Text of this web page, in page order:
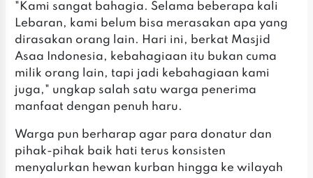
‎‎"Kami sangat bahagia. Selama beberapa kali
Lebaran, kami belum bisa merasakan apa yang
dirasakan orang lain. Hari ini, berkat Masjid
Asaa Indonesia, kebahagiaan itu bukan cuma
milik orang lain, tapi jadi kebahagiaan kami
juga," ungkap salah satu warga penerima
manfaat dengan penuh haru.
‎Warga pun berharap agar para donatur dan
pihak-pihak baik hati terus konsisten
menyalurkan hewan kurban hingga ke wilayah